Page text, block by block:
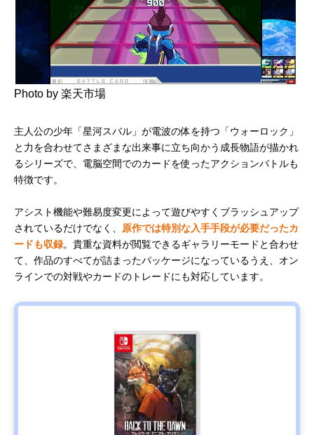
Photo by 楽天市場
主人公の少年「星河スバル」が電波の体を持つ「ウォーロック」
と力を合わせてさまざまな出来事に立ち向かう成長物語が描かれ
るシリーズで、電脳空間でのカードを使ったアクションバトルも
特徴です。
アシスト機能や難易度変更によって遊びやすくブラッシュアップ
されているだけでなく、 原作では特別な入手手段が必要だったカ
ードも収録。貴重な資料が閲覧できるギャラリーモードと合わせ
て、作品のすべてが詰まったパッケージになっているうえ、オン
ラインでの対戦やカードのトレードにも対応しています。